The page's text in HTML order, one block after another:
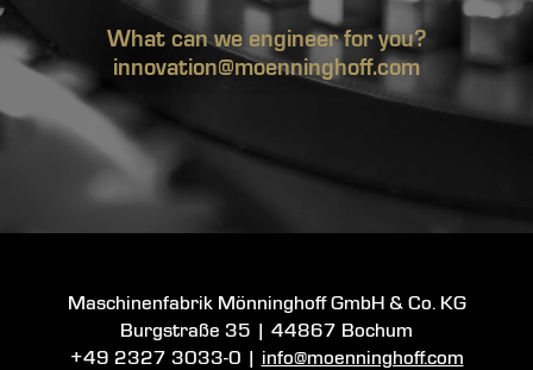
What can we engineer for you?
innovation@moenninghoff.com
Maschinenfabrik Mönninghoff GmbH & Co. KG
Burgstraße 35
44867 Bochum
+49 2327 3033-0
info@moenninghoff.com